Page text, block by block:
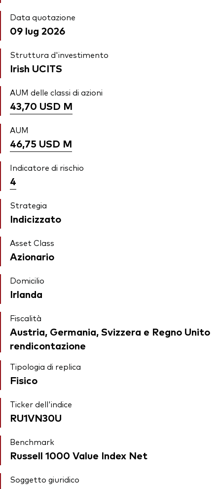
Data quotazione
09 lug 2026
Struttura d'investimento
Irish UCITS
AUM delle classi di azioni
43,70 USD M
AUM
46,75 USD M
Indicatore di rischio
4
Strategia
Indicizzato
Asset Class
Azionario
Domicilio
Irlanda
Fiscalità
Austria, Germania, Svizzera e Regno Unito
rendicontazione
Tipologia di replica
Fisico
Ticker dell'indice
RU1VN30U
Benchmark
Russell 1000 Value Index Net
Soggetto giuridico